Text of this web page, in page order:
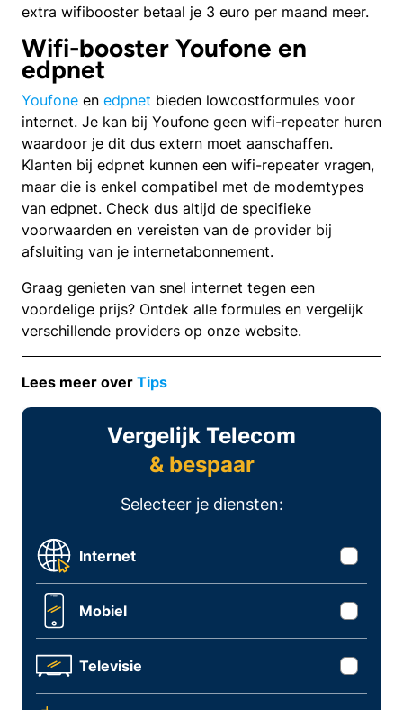
extra wifibooster betaal je 3 euro per maand meer.
Wifi-booster Youfone en
edpnet
Youfone en edpnet bieden lowcostformules voor
internet. Je kan bij Youfone geen wifi-repeater huren
waardoor je dit dus extern moet aanschaffen.
Klanten bij edpnet kunnen een wifi-repeater vragen,
maar die is enkel compatibel met de modemtypes
van edpnet. Check dus altijd de specifieke
voorwaarden en vereisten van de provider bij
afsluiting van je internetabonnement.
Graag genieten van snel internet tegen een
voordelige prijs? Ontdek alle formules en vergelijk
verschillende providers op onze website.
Lees meer over Tips
Vergelijk Telecom
& bespaar
Selecteer je diensten:
Internet
Mobiel
Televisie